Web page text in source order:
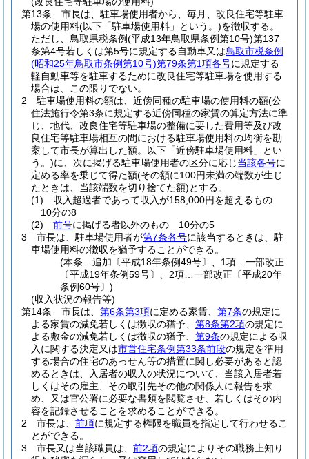
第13条
市長は、駐車場使用者から、毎月、改良住宅等駐車
場の使用料(以下「駐車場使用料」という。)を徴収する。
ただし、鳥取県税条例(平成13年鳥取県条例第10号)第137
条第4号若しくは第5号に規定する自動車又は鳥取市税条例
(昭和25年鳥取市条例第10号)第79条第1項各号に規定する
軽自動車等を駐車するために改良住宅等駐車場を使用する
場合は、この限りでない。
2
駐車場使用料の額は、近傍同種の駐車場の使用料の額(公
住法施行令第3条に規定する近傍同種の家賃の算定方法に準
じ、地代、改良住宅等駐車場の整備に要した費用等及び改
良住宅等駐車場相互の間における駐車場使用料の均衡を勘
案して市長が算出した額。以下「近傍駐車場使用料」とい
う。)に、次に掲げる駐車場使用者の区分に応じ当該各号に
定める率を乗じて得た額(その額に100円未満の端数が生じ
たときは、当該端数を切り捨てた額)とする。
(1)
収入超過者であって収入が158,000円を超えるもの
10分の8
(2)
前号に掲げる者以外のもの 10分の5
3
市長は、駐車場使用者が第7条各号に該当するときは、駐
車場使用料の徴収を猶予することができる。
(本条…追加〔平成18年条例49号〕、1項…一部改正
〔平成19年条例59号〕、2項…一部改正〔平成20年
条例60号〕)
(収入状況の報告等)
第14条
市長は、 第6条第3項に定める家賃、 第7条の規定に
よる家賃の減免若しくは徴収の猶予、 第8条第2項の規定に
よる敷金の減免若しくは徴収の猶予、 第9条の規定による収
入に関する決定又は市営住宅条例第33条前段の規定を準用
する場合の住宅のあっせん等の措置に関し必要があると認
めるときは、入居者の収入の状況について、当該入居者若
しくはその雇主、その取引先その他の関係人に報告を求
め、又は官公署に必要な書類を閲覧させ、若しくはその内
容を記録させることを求めることができる。
2
市長は、 前項に規定する権限を職員を指定して行わせるこ
とができる。
3
市長又は当該職員は、 前2項の規定によりその職務上知り